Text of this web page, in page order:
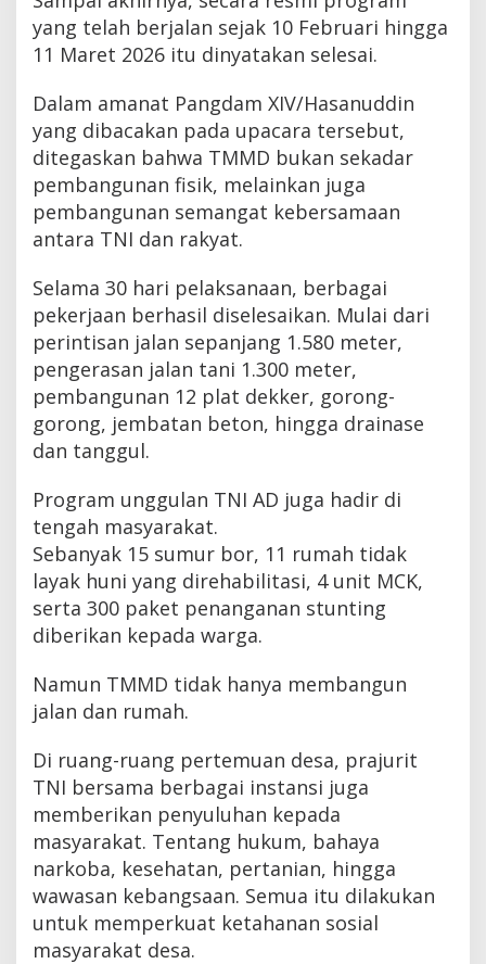
yang telah berjalan sejak 10 Februari hingga
11 Maret 2026 itu dinyatakan selesai.
Dalam amanat Pangdam XIV/Hasanuddin
yang dibacakan pada upacara tersebut,
ditegaskan bahwa TMMD bukan sekadar
pembangunan fisik, melainkan juga
pembangunan semangat kebersamaan
antara TNI dan rakyat.
Selama 30 hari pelaksanaan, berbagai
pekerjaan berhasil diselesaikan. Mulai dari
perintisan jalan sepanjang 1.580 meter,
pengerasan jalan tani 1.300 meter,
pembangunan 12 plat dekker, gorong-
gorong, jembatan beton, hingga drainase
dan tanggul.
Program unggulan TNI AD juga hadir di
tengah masyarakat.
Sebanyak 15 sumur bor, 11 rumah tidak
layak huni yang direhabilitasi, 4 unit MCK,
serta 300 paket penanganan stunting
diberikan kepada warga.
Namun TMMD tidak hanya membangun
jalan dan rumah.
Di ruang-ruang pertemuan desa, prajurit
TNI bersama berbagai instansi juga
memberikan penyuluhan kepada
masyarakat. Tentang hukum, bahaya
narkoba, kesehatan, pertanian, hingga
wawasan kebangsaan. Semua itu dilakukan
untuk memperkuat ketahanan sosial
masyarakat desa.